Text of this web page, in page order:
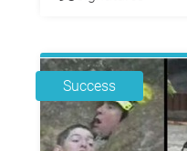
Success